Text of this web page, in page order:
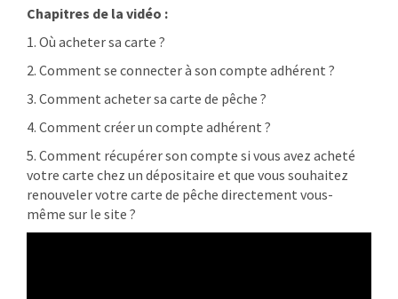
Chapitres de la vidéo :
1. Où acheter sa carte ?
2. Comment se connecter à son compte adhérent ?
3. Comment acheter sa carte de pêche ?
4. Comment créer un compte adhérent ?
5. Comment récupérer son compte si vous avez acheté
votre carte chez un dépositaire et que vous souhaitez
renouveler votre carte de pêche directement vous-
même sur le site ?